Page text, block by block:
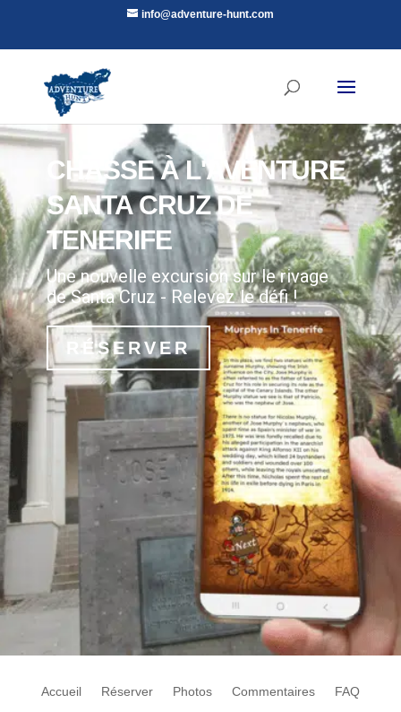
info@adventure-hunt.com
CHASSE À L'AVENTURE
SANTA CRUZ DE
TENERIFE
Une nouvelle excursion sur le rivage
de Santa Cruz - Relevez le défi !
RÉSERVER
Accueil Réserver Photos Commentaires FAQ